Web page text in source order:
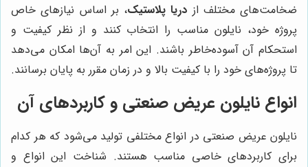
ضخامت‌های مختلف از دریا پلاستیک، بر اساس نیازهای خاص
پروژه خود، نایلون مناسب را انتخاب کنند و از نظر کیفیت و
استحکام آن آسوده‌خاطر باشند. این امر به آن‌ها امکان می‌دهد
تا پروژه‌های خود را با کیفیت بالا و در زمان مقرر به پایان برسانند.
انواع نایلون عریض صنعتی و کاربردهای آن
نایلون عریض صنعتی در انواع مختلفی تولید می‌شود که هر کدام
برای کاربردهای خاصی مناسب هستند. شناخت این انواع و